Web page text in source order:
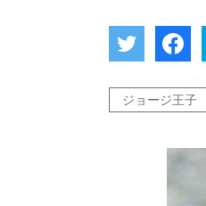
ジョージ王子